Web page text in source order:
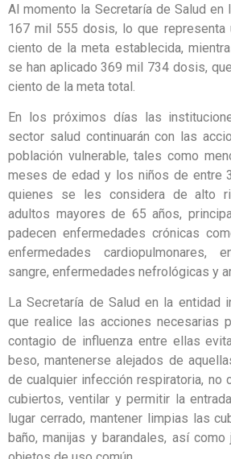
Al momento la Secretaría de Salud en
167 mil 555 dosis, lo que representa
ciento de la meta establecida,
se han aplicado 369 mil 734 dosis,
ciento de la meta total.
En los próximos días las
sector salud continuarán con las
población vulnerable, tales como
meses de edad y los niños de entre
quienes se les considera de alto
adultos mayores de 65 años,
padecen enfermedades crónicas
enfermedades cardiopulmonares,
sangre, enfermedades nefrológicas y
La Secretaría de Salud en la entidad
que realice las acciones necesarias
contagio de influenza entre ellas
beso, mantenerse alejados de
de cualquier infección respiratoria, no
cubiertos, ventilar y permitir la
lugar cerrado, mantener limpias las
baño, manijas y barandales, así